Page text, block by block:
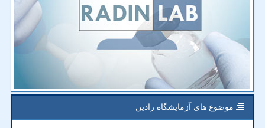
موضوع های آزمایشگاه رادین